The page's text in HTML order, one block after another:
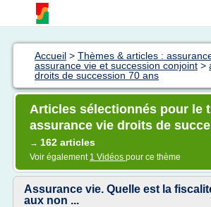
Accueil > Thèmes & articles :
assurance vie et succession conjoint >
droits de succession 70 ans
Articles sélectionnés pour le
assurance vie droits de
→ 162 articles
Voir également 1 Vidéos pour ce thème
Assurance vie. Quelle est la
aux non ...